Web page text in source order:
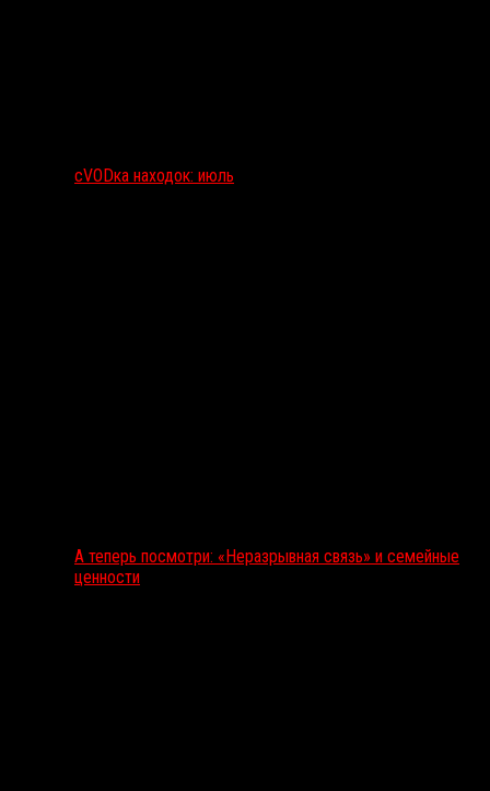
сVODка находок: июль
А теперь посмотри: «Неразрывная связь» и семейные
ценности